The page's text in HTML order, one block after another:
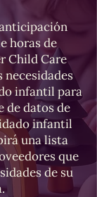
horas de
Child Care
infantil para
de datos de
infantil
una lista
que
de su